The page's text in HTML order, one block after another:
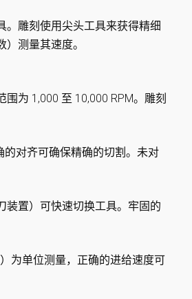
。雕刻使用尖头工具来获得精细
测量其速度。
为 1,000 至 10,000 RPM。雕刻
对齐可确保精确的切割。未对
装置）可快速切换工具。牢固的
为单位测量，正确的进给速度可